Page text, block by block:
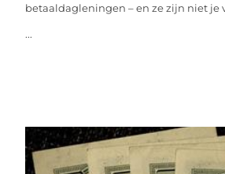
betaaldagleningen – en ze zijn niet je
...